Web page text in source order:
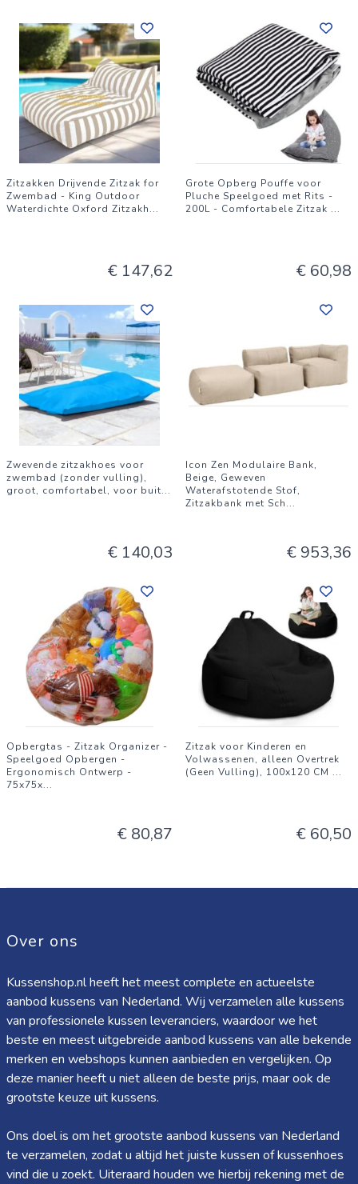
Zitzakken Drijvende Zitzak for
Zwembad - King Outdoor
Waterdichte Oxford Zitzakh...
€ 147,62
Grote Opberg Pouffe voor
Pluche Speelgoed met Rits -
200L - Comfortabele Zitzak ...
€ 60,98
Zwevende zitzakhoes voor
zwembad (zonder vulling),
groot, comfortabel, voor buit...
€ 140,03
Icon Zen Modulaire Bank,
Beige, Geweven
Waterafstotende Stof,
Zitzakbank met Sch...
€ 953,36
Opbergtas - Zitzak Organizer -
Speelgoed Opbergen -
Ergonomisch Ontwerp -
75x75x...
€ 80,87
Zitzak voor Kinderen en
Volwassenen, alleen Overtrek
(Geen Vulling), 100x120 CM ...
€ 60,50
Over ons
Kussenshop.nl heeft het meest complete en actueelste
aanbod kussens van Nederland. Wij verzamelen alle kussens
van professionele kussen leveranciers, waardoor we het
beste en meest uitgebreide aanbod kussens van alle bekende
merken en webshops kunnen aanbieden en vergelijken. Op
deze manier heeft u niet alleen de beste prijs, maar ook de
grootste keuze uit kussens.
Ons doel is om het grootste aanbod kussens van Nederland
te verzamelen, zodat u altijd het juiste kussen of kussenhoes
vind die u zoekt. Uiteraard houden we hierbij rekening met de